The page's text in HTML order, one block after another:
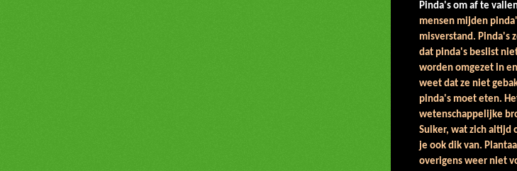
Pinda's om af te
mensen mijden
misverstand. Pinda's
dat pinda's beslist
worden omgezet in
weet dat ze niet
pinda's moet eten.
wetenschappelijke
Suiker, wat zich altijd
je ook dik van.
overigens weer niet